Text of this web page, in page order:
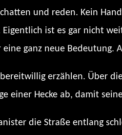
und reden. Kein
ist es gar nicht
ganz neue Bedeutung.
erzählen. Über
einer Hecke ab, damit
die Straße entlang